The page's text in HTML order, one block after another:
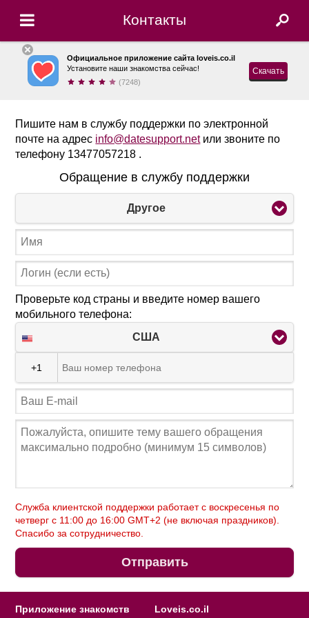
Контакты
Официальное приложение сайта loveis.co.il
Установите наши знакомства сейчас!
(7248)
Скачать
Пишите нам в службу поддержки по электронной
почте на адрес info@datesupport.netили звоните по
телефону 13477057218 .
Обращение в службу поддержки
Другое
Проверьте код страны и введите номер вашего
мобильного телефона:
США
+1
Служба клиентской поддержки работает с воскресенья по
четверг c 11:00 до 16:00 GMT+2 (не включая праздников).
Спасибо за сотрудничество.
Отправить
Loveis.co.il
Приложение знакомств